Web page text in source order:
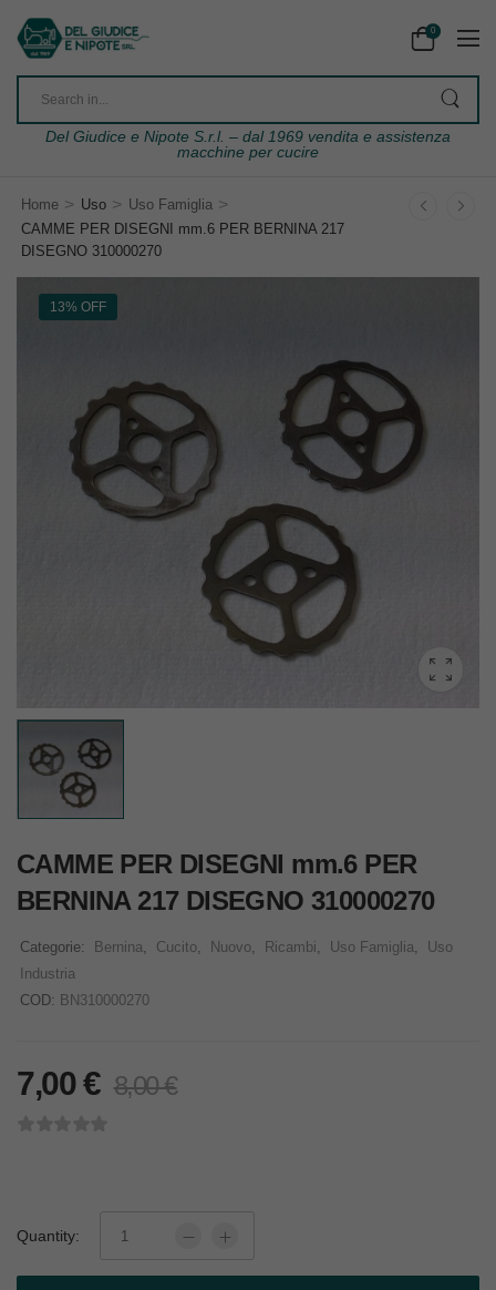
0
Del Giudice e Nipote S.r.l. – dal 1969 vendita e assistenza
macchine per cucire
Home > Uso > Uso Famiglia >
CAMME PER DISEGNI mm.6 PER BERNINA 217
DISEGNO 310000270
13% OFF
CAMME PER DISEGNI mm.6 PER
BERNINA 217 DISEGNO 310000270
Categorie: Bernina, Cucito, Nuovo, Ricambi, Uso Famiglia,
Uso
Industria
COD: BN310000270
7,00€ 8,00€
Quantity: